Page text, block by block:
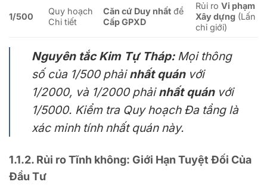
1/500
Quy hoạch
Chi tiết
Căn cứ Duy nhất để
Cấp GPXD
Rủi roVi phạm
Xây dựng (Lấn
chỉ giới)
Nguyên tắc Kim Tự Tháp:Mọi thông
số của 1/500phảinhất quánvới
1/2000, và 1/2000phảinhất quánvới
1/5000. Kiểm tra Quy hoạch Đa tầng là
xác minh tính nhất quán này.
1.1.2. Rủi ro Tĩnh không: Giới Hạn Tuyệt Đối Của
Đầu Tư